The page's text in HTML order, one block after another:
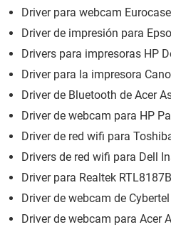
Driver para webcam
Driver de impresión para
Drivers para impresoras HP
Driver para la impresora
Driver de Bluetooth de Acer
Driver de webcam para HP
Driver de red wifi para
Drivers de red wifi para Dell
Driver para Realtek RTL8187B
Driver de webcam de
Driver de webcam para Acer